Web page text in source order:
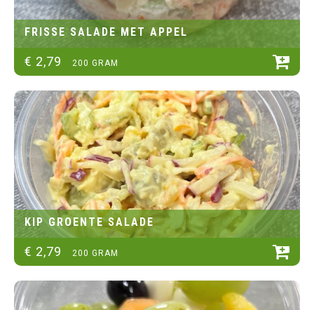
FRISSE SALADE MET APPEL
€ 2,79 200 GRAM
KIP GROENTE SALADE
€ 2,79 200 GRAM